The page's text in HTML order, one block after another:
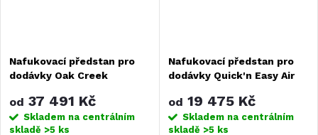
Nafukovací předstan pro
dodávky Oak Creek
od 37 491 Kč
Skladem na centrálním
skladě >5 ks
Nafukovací předstan pro
dodávky Quick'n Easy Air
od 19 475 Kč
Skladem na centrálním
skladě >5 ks